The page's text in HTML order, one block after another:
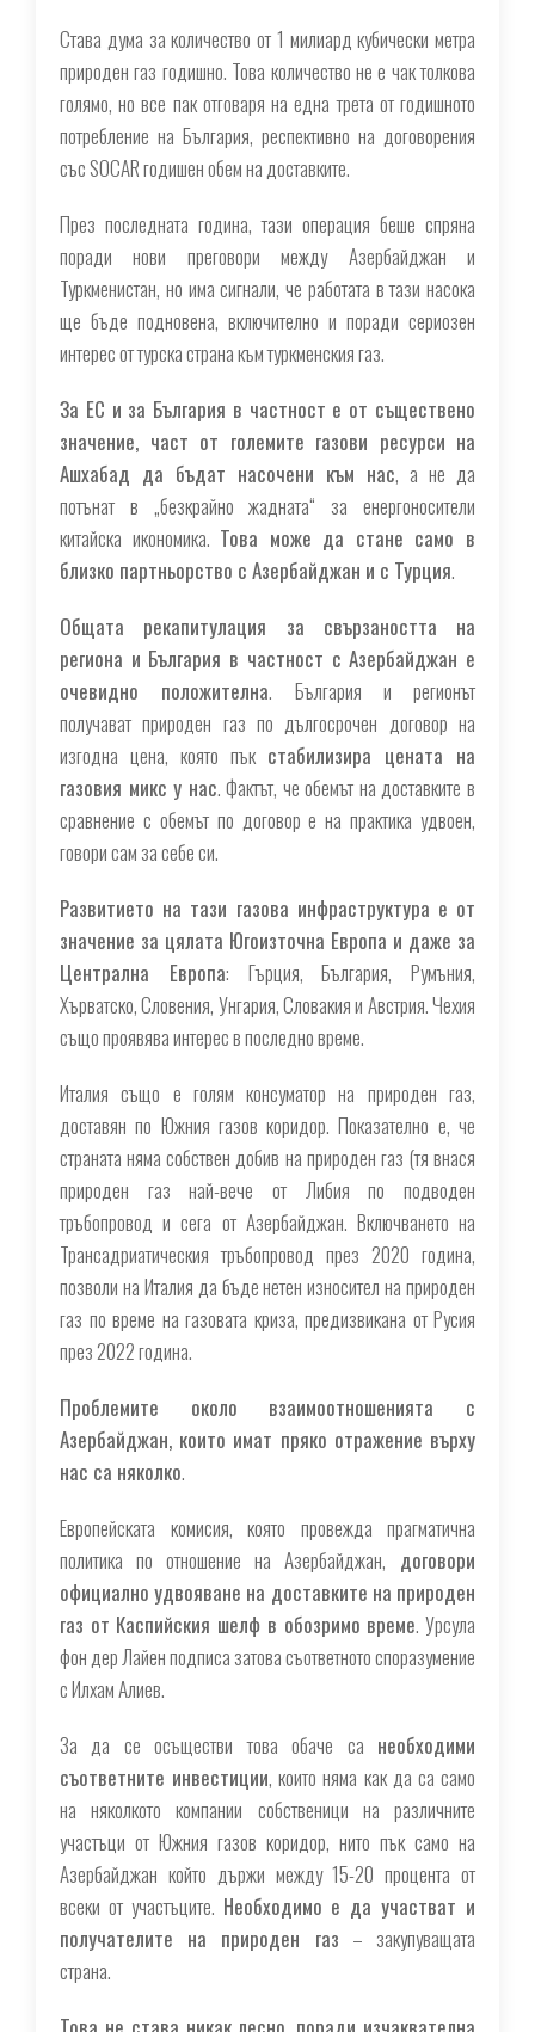
Става дума за количество от 1 милиард кубически метра
природен газ годишно. Това количество не е чак толкова
голямо, но все пак отговаря на една трета от годишното
потребление на България, респективно на договорения
със SOCAR годишен обем на доставките.
През последната година, тази операция беше спряна
поради нови преговори между Азербайджан и
Туркменистан, но има сигнали, че работата в тази насока
ще бъде подновена, включително и поради сериозен
интерес от турска страна към туркменския газ.
За ЕС и за България в частност е от съществено
значение, част от големите газови ресурси на
Ашхабад да бъдат насочени към нас, а не да
потънат в „безкрайно жадната“ за енергоносители
китайска икономика. Това може да стане само в
близко партньорство с Азербайджан и с Турция.
Общата рекапитулация за свързаността на
региона и България в частност с Азербайджан е
очевидно положителна. България и регионът
получават природен газ по дългосрочен договор на
изгодна цена, която пък стабилизира цената на
газовия микс у нас. Фактът, че обемът на доставките в
сравнение с обемът по договор е на практика удвоен,
говори сам за себе си.
Развитието на тази газова инфраструктура е от
значение за цялата Югоизточна Европа и даже за
Централна Европа: Гърция, България, Румъния,
Хърватско, Словения, Унгария, Словакия и Австрия. Чехия
също проявява интерес в последно време.
Италия също е голям консуматор на природен газ,
доставян по Южния газов коридор. Показателно е, че
страната няма собствен добив на природен газ (тя внася
природен газ най-вече от Либия по подводен
тръбопровод и сега от Азербайджан. Включването на
Трансадриатическия тръбопровод през 2020 година,
позволи на Италия да бъде нетен износител на природен
газ по време на газовата криза, предизвикана от Русия
през 2022 година.
Проблемите около взаимоотношенията с
Азербайджан, които имат пряко отражение върху
нас са няколко.
Европейската комисия, която провежда прагматична
политика по отношение на Азербайджан, договори
официално удвояване на доставките на природен
газ от Каспийския шелф в обозримо време. Урсула
фон дер Лайен подписа затова съответното споразумение
с Илхам Алиев.
За да се осъществи това обаче са необходими
съответните инвестиции, които няма как да са само
на няколкото компании собственици на различните
участъци от Южния газов коридор, нито пък само на
Азербайджан който държи между 15-20 процента от
всеки от участъците. Необходимо е да участват и
получателите на природен газ – закупуващата
страна.